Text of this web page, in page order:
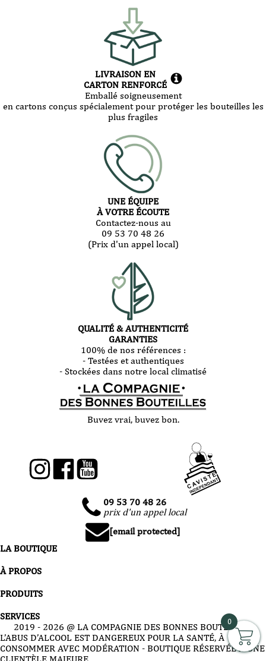
LIVRAISON EN
CARTON RENFORCÉ
Emballé soigneusement
en cartons conçus spécialement pour protéger les bouteilles les
plus fragiles
UNE ÉQUIPE
À VOTRE ÉCOUTE
Contactez-nous au
09 53 70 48 26
(Prix d'un appel local)
QUALITÉ & AUTHENTICITÉ
GARANTIES
100% de nos références :
- Testées et authentiques
- Stockées dans notre local climatisé
Buvez vrai, buvez bon.
09 53 70 48 26
prix d'un appel local
[email protected]
LA BOUTIQUE
À PROPOS
PRODUITS
SERVICES
2019 - 2026 @ LA COMPAGNIE DES BONNES BOUTEILLES
L’ABUS D’ALCOOL EST DANGEREUX POUR LA SANTÉ, À
CONSOMMER AVEC MODÉRATION - BOUTIQUE RÉSERVÉE À UNE
0